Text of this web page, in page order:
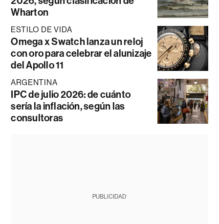
Wharton
ESTILO DE VIDA
Omega x Swatch lanza un reloj
con oro para celebrar el alunizaje
del Apollo 11
ARGENTINA
IPC de julio 2026: de cuánto
sería la inflación, según las
consultoras
PUBLICIDAD